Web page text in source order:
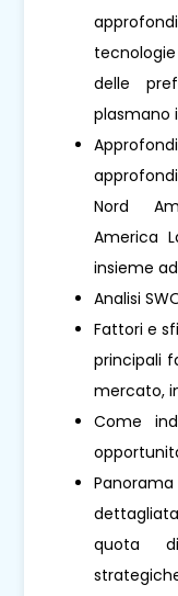
delle
plasmano
Nord
America
insieme
Analisi
Fattori e
principali
mercato,
Come
quota